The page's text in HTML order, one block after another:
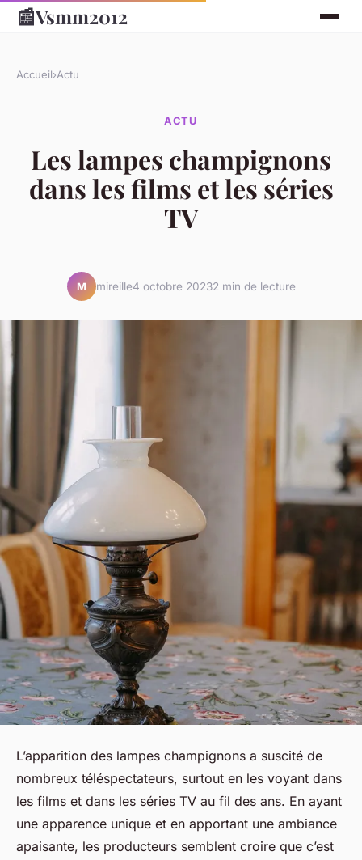
📰Vsmm2012
Accueil›Actu
ACTU
Les lampes champignons
dans les films et les séries
TV
M mireille4 octobre 20232 min de lecture
L’apparition des lampes champignons a suscité de
nombreux téléspectateurs, surtout en les voyant dans
les films et dans les séries TV au fil des ans. En ayant
une apparence unique et en apportant une ambiance
apaisante, les producteurs semblent croire que c’est